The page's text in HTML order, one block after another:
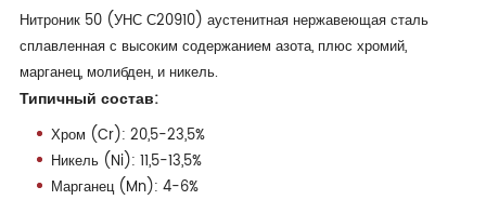
Нитроник 50 (УНС С20910) аустенитная нержавеющая сталь
сплавленная с высоким содержанием азота, плюс хромий,
марганец, молибден, и никель.
Типичный состав:
Хром (Cr): 20,5-23,5%
Никель (Ni): 11,5-13,5%
Марганец (Mn): 4-6%